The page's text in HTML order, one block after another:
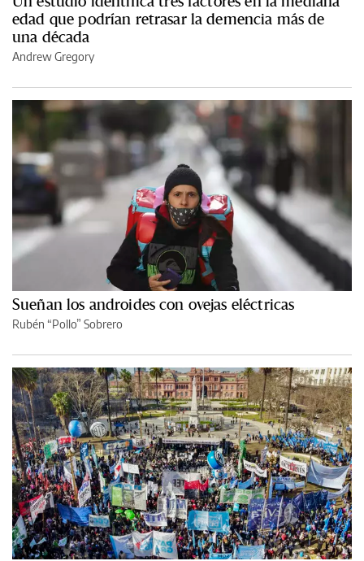
edad que podrían retrasar la demencia más de
una década
Andrew Gregory
Sueñan los androides con ovejas eléctricas
Rubén “Pollo” Sobrero